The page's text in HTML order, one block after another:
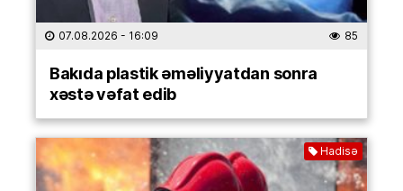
07.08.2026 - 16:09 85
Bakıda plastik əməliyyatdan sonra
xəstə vəfat edib
Hadisə